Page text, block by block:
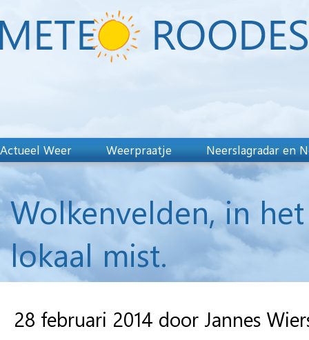
Actueel Weer Weerpraatje Neerslagradar en
Wolkenvelden, in
lokaal mist.
28 februari 2014 door Jannes